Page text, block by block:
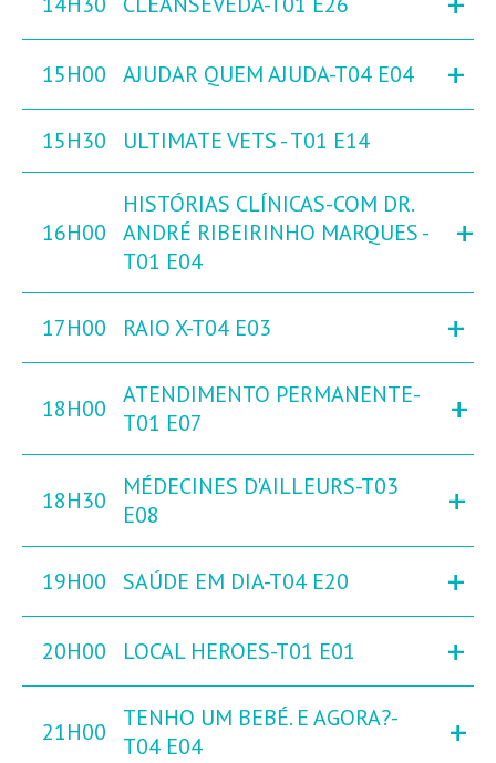
15H00 AJUDAR QUEM AJUDA-T04 E04 +
15H30 ULTIMATE VETS - T01 E14
16H00
HISTÓRIAS CLÍNICAS-COM DR.
ANDRÉ RIBEIRINHO MARQUES -
T01 E04
+
17H00 RAIO X-T04 E03 +
18H00
ATENDIMENTO PERMANENTE-
T01 E07
+
18H30
MÉDECINES D'AILLEURS-T03
E08
+
19H00 SAÚDE EM DIA-T04 E20 +
20H00 LOCAL HEROES-T01 E01 +
21H00
TENHO UM BEBÉ. E AGORA?-
T04 E04
+